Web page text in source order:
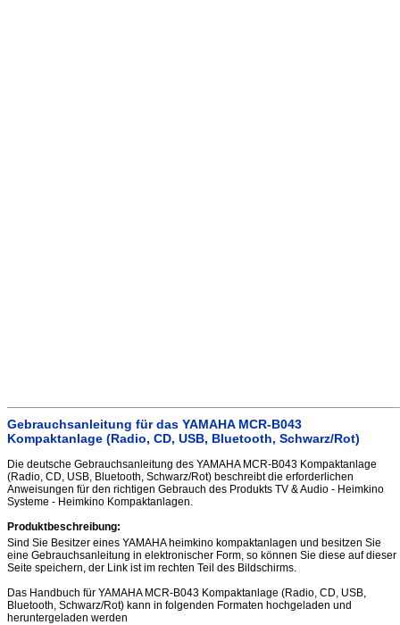
Gebrauchsanleitung für das YAMAHA MCR-B043
Kompaktanlage (Radio, CD, USB, Bluetooth, Schwarz/Rot)
Die deutsche Gebrauchsanleitung des YAMAHA MCR-B043 Kompaktanlage
(Radio, CD, USB, Bluetooth, Schwarz/Rot) beschreibt die erforderlichen
Anweisungen für den richtigen Gebrauch des Produkts TV & Audio - Heimkino
Systeme - Heimkino Kompaktanlagen.
Produktbeschreibung:
Sind Sie Besitzer eines YAMAHA heimkino kompaktanlagen und besitzen Sie
eine Gebrauchsanleitung in elektronischer Form, so können Sie diese auf dieser
Seite speichern, der Link ist im rechten Teil des Bildschirms.
Das Handbuch für YAMAHA MCR-B043 Kompaktanlage (Radio, CD, USB,
Bluetooth, Schwarz/Rot) kann in folgenden Formaten hochgeladen und
heruntergeladen werden